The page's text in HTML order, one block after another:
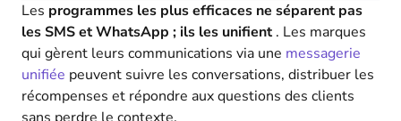
Les programmes les plus efficaces ne séparent pas
les SMS et WhatsApp ; ils les unifient. Les marques
qui gèrent leurs communications via une messagerie
unifiée peuvent suivre les conversations, distribuer les
récompenses et répondre aux questions des clients